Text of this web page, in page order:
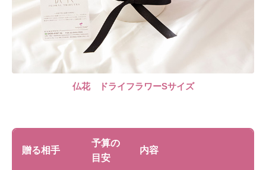
仏花 ドライフラワーSサイズ
贈る相手
予算の
目安
内容